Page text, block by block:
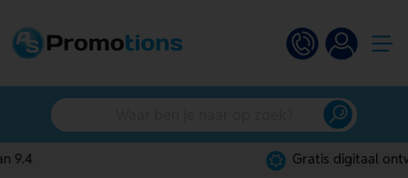
Gratis digitaal ontwerp